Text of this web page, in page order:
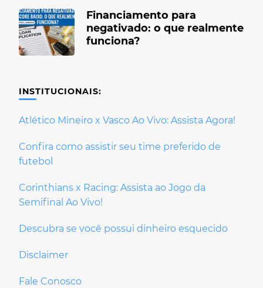
Financiamento para
negativado: o que realmente
funciona?
INSTITUCIONAIS:
Atlético Mineiro x Vasco Ao Vivo: Assista Agora!
Confira como assistir seu time preferido de
futebol
Corinthians x Racing: Assista ao Jogo da
Semifinal Ao Vivo!
Descubra se você possui dinheiro esquecido
Disclaimer
Fale Conosco